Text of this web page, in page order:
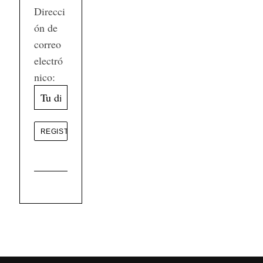
Direcci
ón de
correo
electró
nico: